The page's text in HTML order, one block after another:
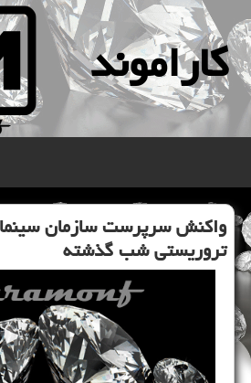
كاراموند
واكنش سرپرست سازمان
تروریستی شب گذشته